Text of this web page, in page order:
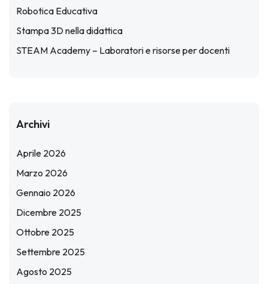
Robotica Educativa
Stampa 3D nella didattica
STEAM Academy – Laboratori e risorse per docenti
Archivi
Aprile 2026
Marzo 2026
Gennaio 2026
Dicembre 2025
Ottobre 2025
Settembre 2025
Agosto 2025